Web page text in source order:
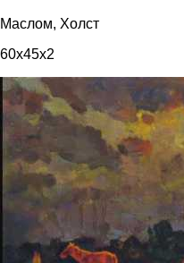
Маслом, Холст
60x45x2